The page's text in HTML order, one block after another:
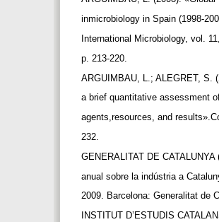
inmicrobiology in Spain (1998-
International Microbiology, vol. 11,
p. 213-220.
ARGUIMBAU, L.; ALEGRET, S.
a brief quantitative assessment
agents,resources, and
232.
GENERALITAT DE CATALUNYA
anual sobre la indústria a
2009. Barcelona: Generalitat de
INSTITUT D’ESTUDIS